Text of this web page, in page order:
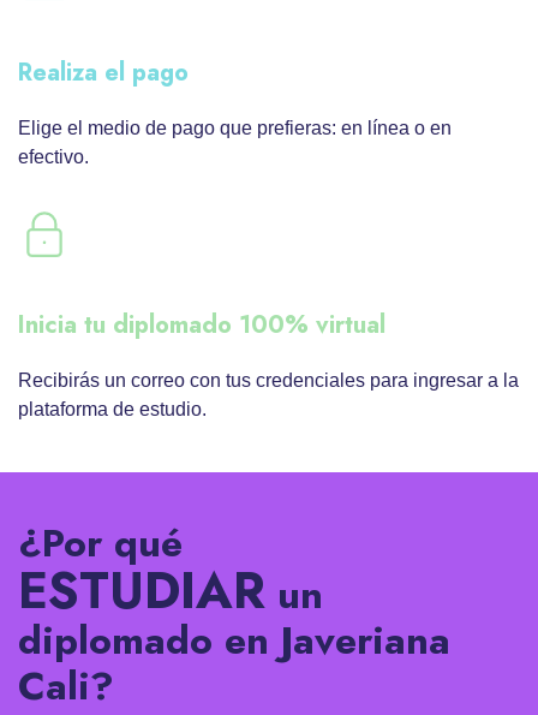
Realiza el pago
Elige el medio de pago que prefieras: en línea o en
efectivo.
Inicia tu diplomado 100% virtual
Recibirás un correo con tus credenciales para ingresar a la
plataforma de estudio.
¿Por qué
ESTUDIAR un
diplomado en Javeriana
Cali?